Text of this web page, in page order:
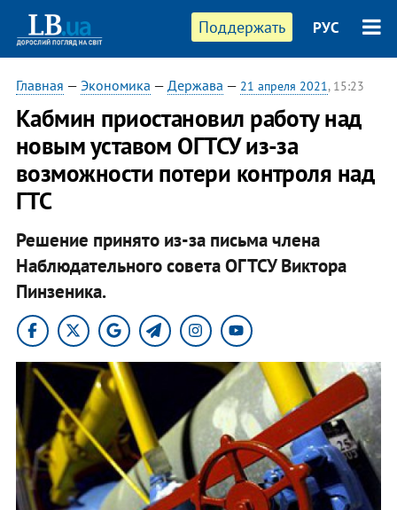
Поддержать РУС
Главная — Экономика — Держава — 21 апреля 2021, 15:23
Кабмин приостановил работу над
новым уставом ОГТСУ из-за
возможности потери контроля над
ГТС
Решение принято из-за письма члена
Наблюдательного совета ОГТСУ Виктора
Пинзеника.